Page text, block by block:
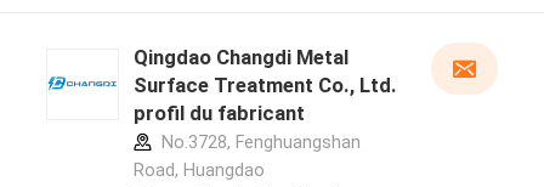
Qingdao Changdi Metal
Surface Treatment Co., Ltd.
profil du fabricant
No.3728, Fenghuangshan
Road, Huangdao